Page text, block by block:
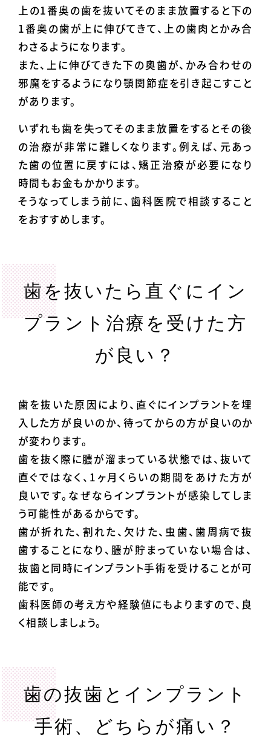
上の1番奥の歯を抜いてそのまま放置すると下の
1番奥の歯が上に伸びてきて、上の歯肉とかみ合
わさるようになります。
また、上に伸びてきた下の奥歯が、かみ合わせの
邪魔をするようになり顎関節症を引き起こすこと
があります。
いずれも歯を失ってそのまま放置をするとその後
の治療が非常に難しくなります。例えば、元あっ
た歯の位置に戻すには、矯正治療が必要になり
時間もお金もかかります。
そうなってしまう前に、歯科医院で相談すること
をおすすめします。
歯を抜いたら直ぐにイン
プラント治療を受けた方
が良い？
歯を抜いた原因により、直ぐにインプラントを埋
入した方が良いのか、待ってからの方が良いのか
が変わります。
歯を抜く際に膿が溜まっている状態では、抜いて
直ぐではなく、1ヶ月くらいの期間をあけた方が
良いです。なぜならインプラントが感染してしま
う可能性があるからです。
歯が折れた、割れた、欠けた、虫歯、歯周病で抜
歯することになり、膿が貯まっていない場合は、
抜歯と同時にインプラント手術を受けることが可
能です。
歯科医師の考え方や経験値にもよりますので、良
く相談しましょう。
歯の抜歯とインプラント
手術、どちらが痛い？